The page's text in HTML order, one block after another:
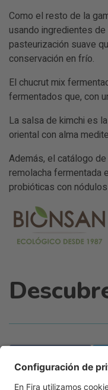
Como el resto de la
usando ingredientes
pasteurización suave
conservación en frío.
El chucrut mix
fermentados que, con
La salsa de kimchi es
oriental con alma
Además, el catálogo
remolacha fermentada
probióticas con